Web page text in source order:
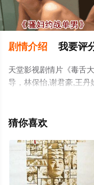
剧情介绍 我要评
天堂影视剧情片《毒舌
导，林保怡,谢君豪,王丹
德昭,廖子妤,周志辉,黄
国香港,中国大陆电影，
影、电视猫或剧情网等
猜你喜欢